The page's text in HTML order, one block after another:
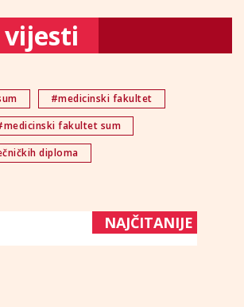
vijesti
#medicinski fakultet
fakultet sum
diploma
NAJČITANIJE